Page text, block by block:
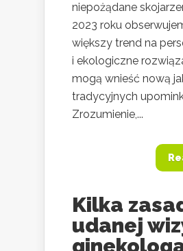
niepożądane
2023 roku
większy trend na
i ekologiczne
mogą wnieść nową
tradycyjnych
Zrozumienie,...
Kilka
udanej